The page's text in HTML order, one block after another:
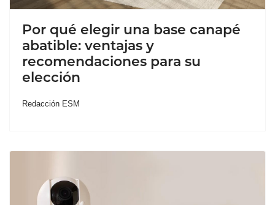
Por qué elegir una base canapé
abatible: ventajas y
recomendaciones para su
elección
Redacción ESM